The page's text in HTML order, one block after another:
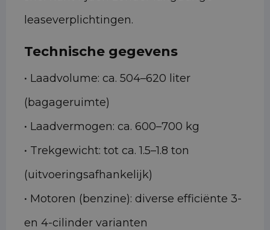
leaseverplichtingen.
Technische gegevens
• Laadvolume: ca. 504–620 liter
(bagageruimte)
• Laadvermogen: ca. 600–700 kg
• Trekgewicht: tot ca. 1.5–1.8 ton
(uitvoeringsafhankelijk)
• Motoren (benzine): diverse efficiënte 3-
en 4-cilinder varianten